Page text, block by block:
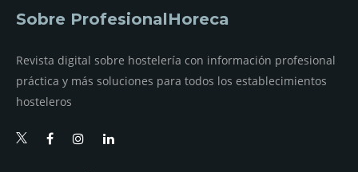
Sobre ProfesionalHoreca
Revista digital sobre hostelería con información profesional
práctica y más soluciones para todos los establecimientos
hosteleros